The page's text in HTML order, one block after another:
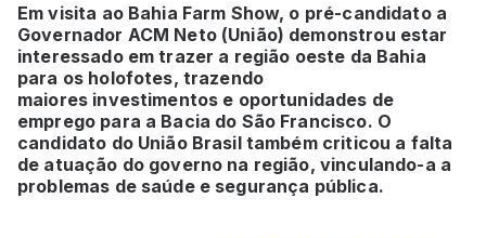
Em visita ao Bahia Farm Show, o pré-candidato a
Governador ACM Neto (União) demonstrou estar
interessado em trazer a região oeste da Bahia
para os holofotes, trazendo
maiores investimentos e oportunidades de
emprego para a Bacia do São Francisco. O
candidato do União Brasil também criticou a falta
de atuação do governo na região, vinculando-a a
problemas de saúde e segurança pública.